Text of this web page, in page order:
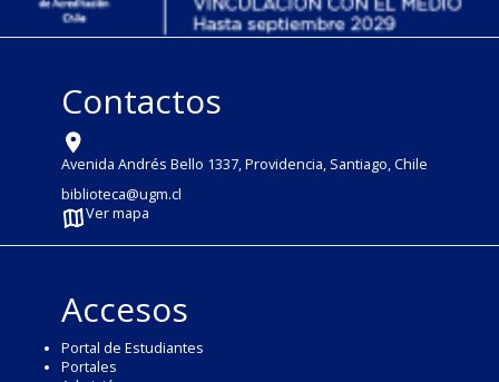
Contactos
Avenida Andrés Bello 1337, Providencia, Santiago, Chile
biblioteca@ugm.cl
Ver mapa
Accesos
Portal de Estudiantes
Portales